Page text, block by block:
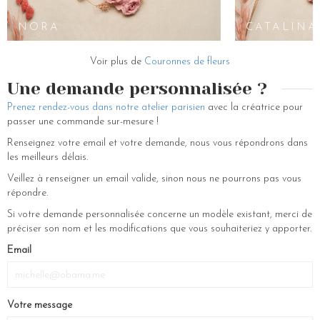
blanches, des pierres fines, des cristaux, des paillettes, des strass, du
nacre..
Nous confectionnons de nombreux accessoires de mariage et bijoux
de tête, tels que des diadèmes, des bracelets, une voilette, des serre-
têtes, des chapeaux, des pics à chignon, des peignes, des boucles
d’oreilles et bien sûr des couronnes. Si vous ne savez pas comment
porter nos bijoux pour cheveux, que vous n’avez pas d’ idées de
coiffures vous pouvez regarder un tuto sur nos réseaux ou venir nous
rencontrer en boutique au 230 rue Saint Martin, 75003.
NORA CATALINA
Voir plus de Couronnes de fleurs
Une demande personnalisée ?
Prenez rendez-vous dans notre atelier parisien avec la créatrice pour
passer une commande sur-mesure !
Renseignez votre email et votre demande, nous vous répondrons dans
les meilleurs délais.
Veillez à renseigner un email valide, sinon nous ne pourrons pas vous
répondre.
Si votre demande personnalisée concerne un modèle existant, merci de
préciser son nom et les modifications que vous souhaiteriez y apporter.
If
are
human,
Email
Votre message